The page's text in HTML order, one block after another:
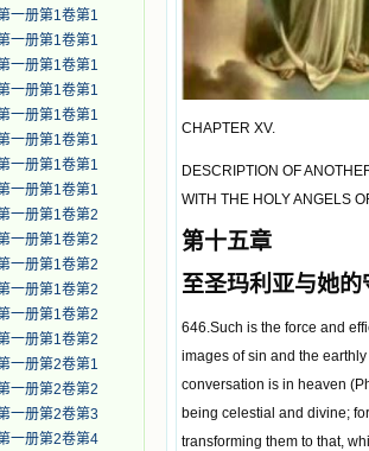
一册第1卷第1
一册第1卷第1
一册第1卷第1
一册第1卷第1
一册第1卷第1
一册第1卷第1
一册第1卷第1
一册第1卷第1
一册第1卷第2
一册第1卷第2
一册第1卷第2
一册第1卷第2
一册第1卷第2
一册第1卷第2
一册第2卷第1
一册第2卷第2
一册第2卷第3
一册第2卷第4
CHAPTER XV.
DESCRIPTION OF
WITH THE HOLY ANGELS
第十五章
至圣玛利亚与她
646.Such is the force and
images of sin and the
conversation is in heaven
being celestial and divine;
transforming them to that,